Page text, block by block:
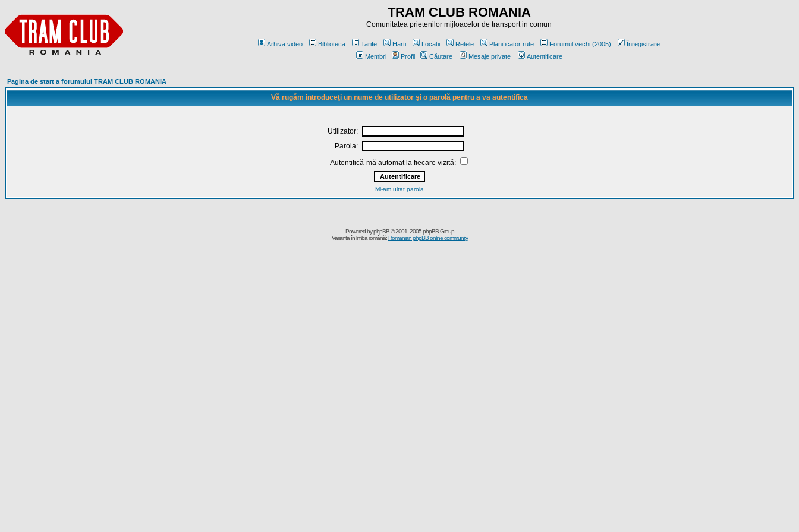
TRAM CLUB ROMANIA
Comunitatea prietenilor mijloacelor de transport in comun
Arhiva video Biblioteca Tarife Harti Locatii Retele Planificator rute Forumul vechi (2005)
Înregistrare
Membri
Profil Căutare Mesaje private Autentificare
Pagina de start a forumului TRAM CLUB ROMANIA
Vă rugăm introduceţi un nume de utilizator şi o parolă pentru a va autentifica
Utilizator:
Parola:
Autentifică-mă automat la fiecare vizită:
Mi-am uitat parola
Powered byphpBB© 2001, 2005 phpBB Group
Varianta în limba română:Romanian phpBB online community